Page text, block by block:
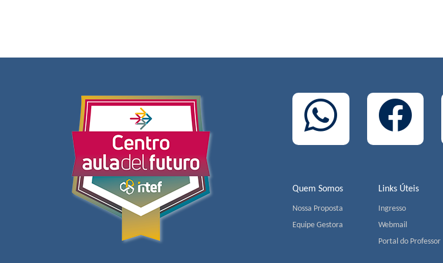
Quem Somos
Nossa Proposta
Equipe Gestora
Links Úteis
Ingresso
Webmail
Portal do Professor